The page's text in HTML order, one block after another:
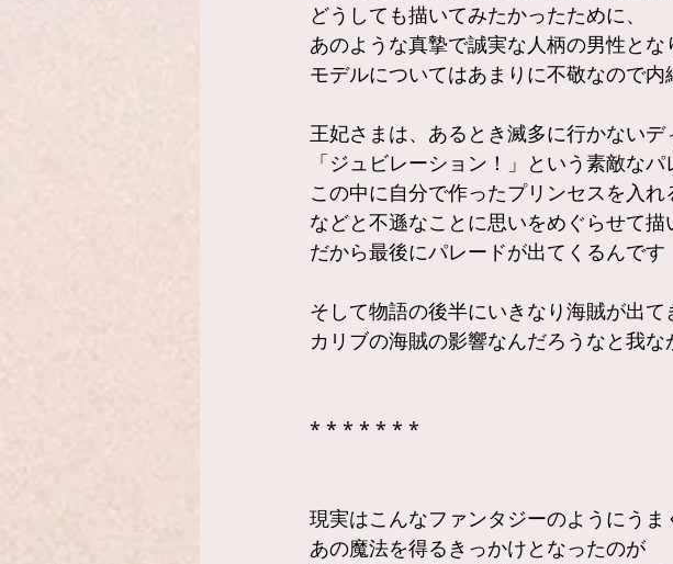
どうしても描いてみたかったために、
あのような真摯で誠実な人柄の男性とな
モデルについてはあまりに不敬なので内
王妃さまは、あるとき滅多に行かない
「ジュビレーション！」という素敵な
この中に自分で作ったプリンセスを入
などと不遜なことに思いをめぐらせて描
だから最後にパレードが出てくるんです
そして物語の後半にいきなり海賊が出て
カリブの海賊の影響なんだろうなと我な
* * * * * * *
現実はこんなファンタジーのようにうま
あの魔法を得るきっかけとなったのが